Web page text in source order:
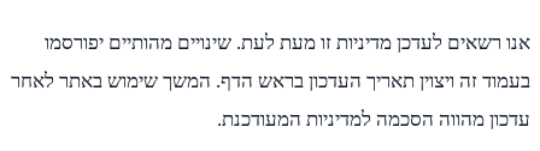
אנו רשאים לעדכן מדיניות זו מעת לעת. שינויים מהותיים יפורסמו
בעמוד זה ויצוין תאריך העדכון בראש הדף. המשך שימוש באתר לאחר
עדכון מהווה הסכמה למדיניות המעודכנת.